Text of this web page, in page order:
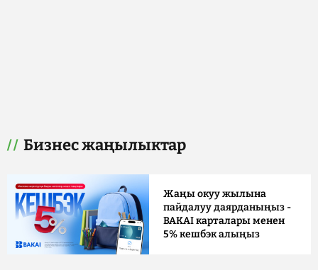
Бизнес жаңылыктар
Жаңы окуу жылына
пайдалуу даярданыңыз -
BAKAI карталары менен
5% кешбэк алыңыз